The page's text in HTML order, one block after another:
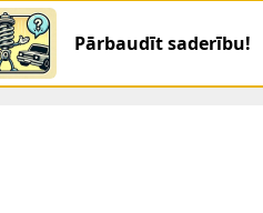
Pārbaudīt saderību!